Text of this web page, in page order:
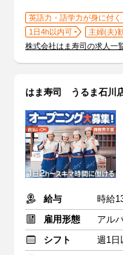
英語力・語学力が身に付く
1日4h以内可
主婦(夫)
株式会社はま寿司の求人一
はま寿司 うるま石川
給与
時給
雇用形態
アル
シフト
週1日